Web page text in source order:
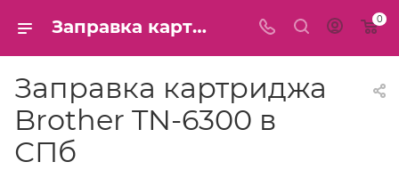
Заправка картриджа Brother TN-6300 в СПб 0
Заправка картриджа
Brother TN-6300 в
СПб